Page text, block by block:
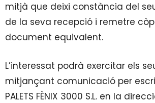
mitjà que deixi constància del
de la seva recepció i remetre
document equivalent.
L’interessat podrà exercitar els
mitjançant comunicació per
PALETS FÈNIX 3000 S.L. en la